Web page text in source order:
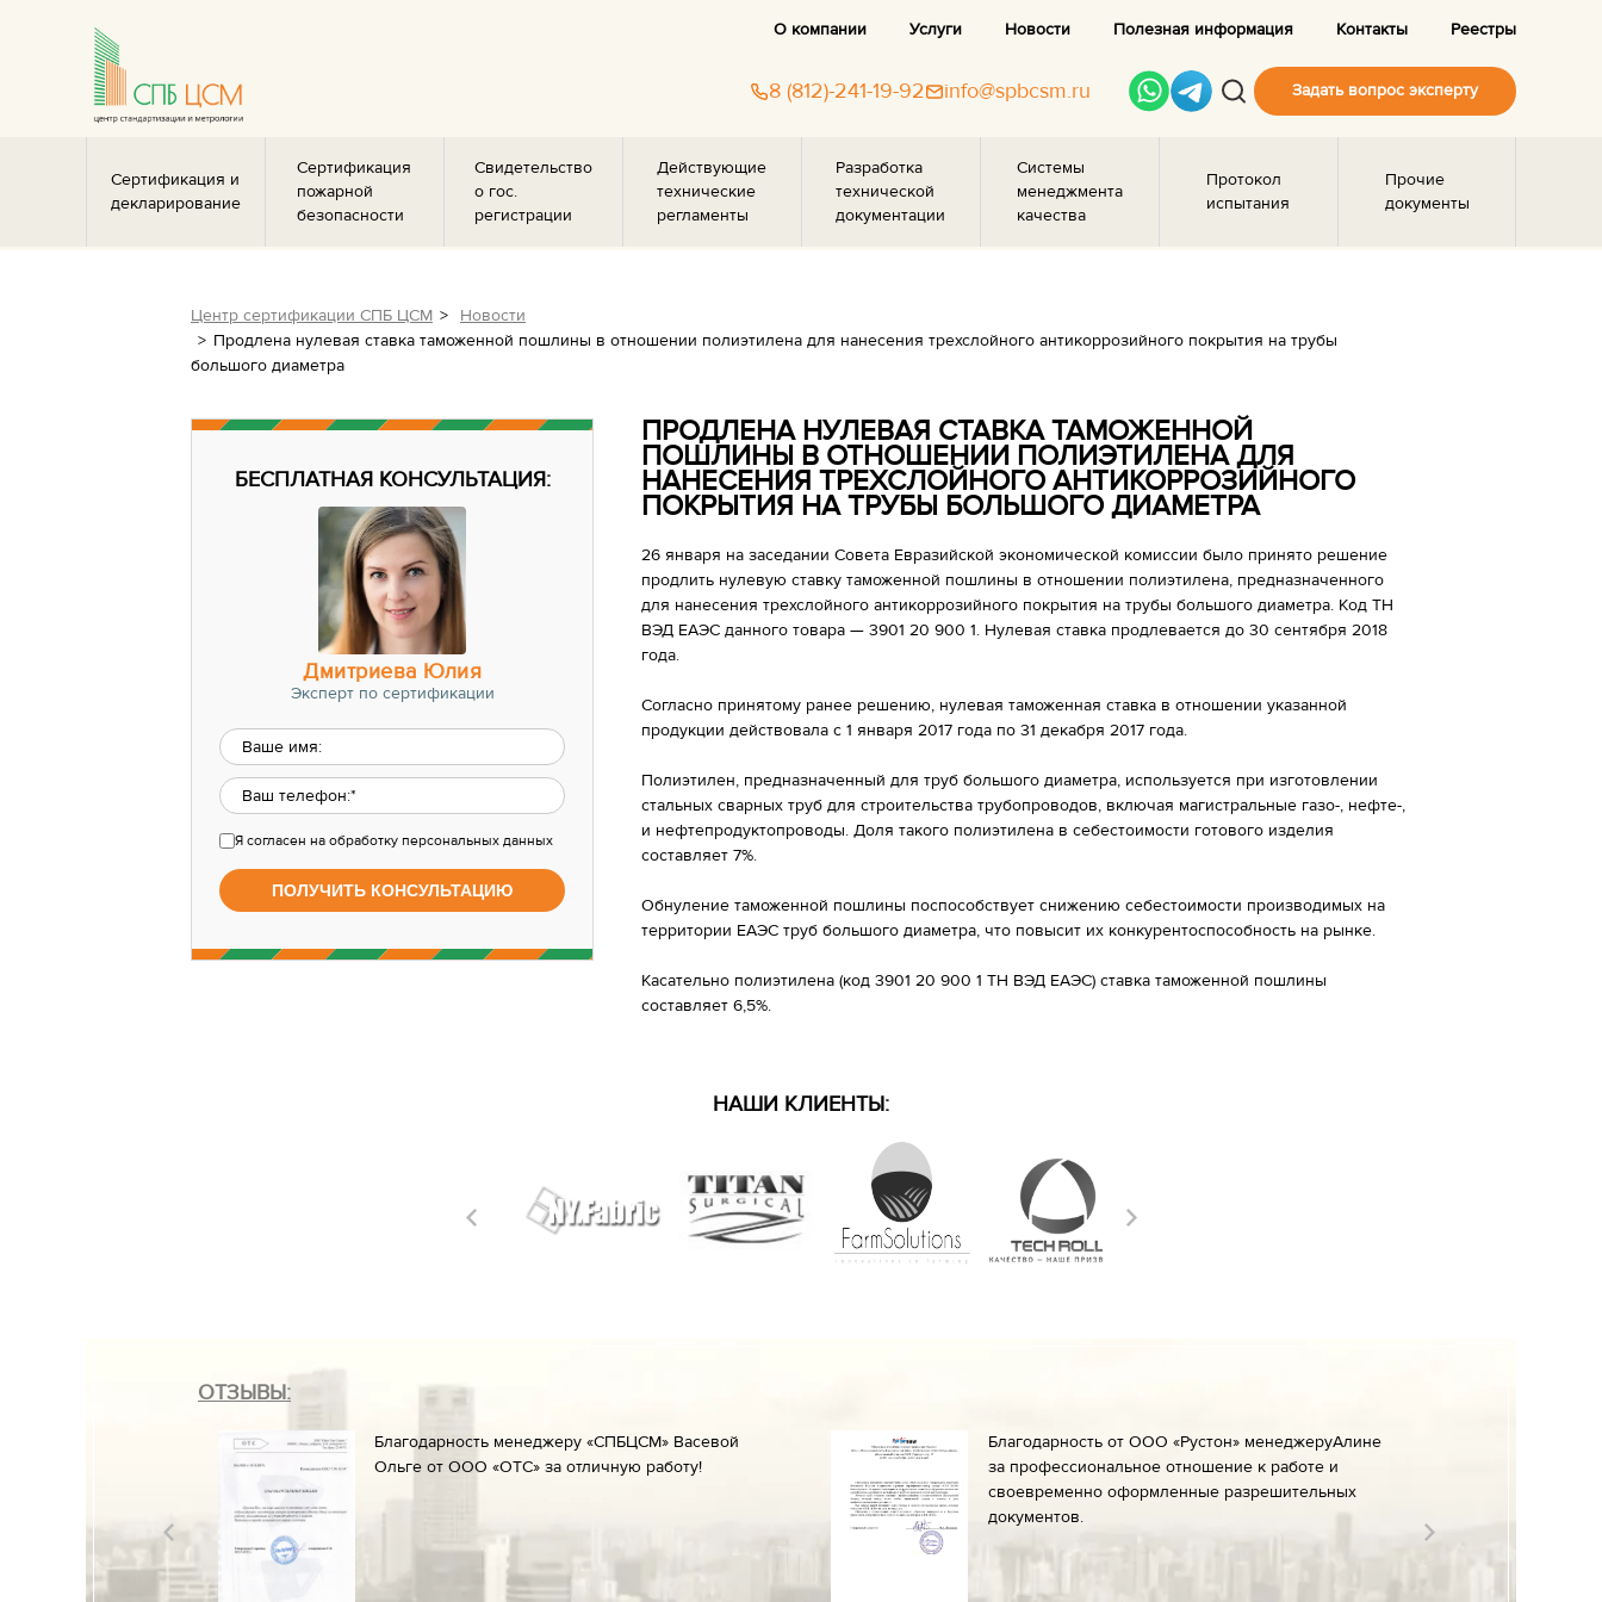
О компании Услуги Новости Полезная информация Контакты Реестры
8 (812)-241-19-92 info@spbcsm.ru Задать вопрос эксперту
Сертификация и
декларирование
Сертификация
пожарной
безопасности
Свидетельство
о гос.
регистрации
Действующие
технические
регламенты
Разработка
технической
документации
Системы
менеджмента
качества
Протокол
испытания
Прочие
документы
Центр сертификации СПБ ЦСМ
Новости
Продлена нулевая ставка таможенной пошлины в отношении полиэтилена для нанесения трехслойного антикоррозийного покрытия на трубы
большого диаметра
БЕСПЛАТНАЯ КОНСУЛЬТАЦИЯ:
Дмитриева Юлия
Эксперт по сертификации
Я согласенна обработку персональных данных
ПРОДЛЕНА НУЛЕВАЯ СТАВКА ТАМОЖЕННОЙ
ПОШЛИНЫ В ОТНОШЕНИИ ПОЛИЭТИЛЕНА ДЛЯ
НАНЕСЕНИЯ ТРЕХСЛОЙНОГО АНТИКОРРОЗИЙНОГО
ПОКРЫТИЯ НА ТРУБЫ БОЛЬШОГО ДИАМЕТРА
26 января на заседании Совета Евразийской экономической комиссии было принято решение
продлить нулевую ставку таможенной пошлины в отношении полиэтилена, предназначенного
для нанесения трехслойного антикоррозийного покрытия на трубы большого диаметра. Код ТН
ВЭД ЕАЭС данного товара — 3901 20 900 1. Нулевая ставка продлевается до 30 сентября 2018
года.
Согласно принятому ранее решению, нулевая таможенная ставка в отношении указанной
продукции действовала с 1 января 2017 года по 31 декабря 2017 года.
Полиэтилен, предназначенный для труб большого диаметра, используется при изготовлении
стальных сварных труб для строительства трубопроводов, включая магистральные газо-, нефте-,
и нефтепродуктопроводы. Доля такого полиэтилена в себестоимости готового изделия
составляет 7%.
Обнуление таможенной пошлины поспособствует снижению себестоимости производимых на
территории ЕАЭС труб большого диаметра, что повысит их конкурентоспособность на рынке.
Касательно полиэтилена (код 3901 20 900 1 ТН ВЭД ЕАЭС) ставка таможенной пошлины
составляет 6,5%.
НАШИ КЛИЕНТЫ:
ОТЗЫВЫ:
Благодарность менеджеру «СПБЦСМ» Васевой
Ольге от ООО «ОТС» за отличную работу!
Благодарность от ООО «Рустон» менеджеруАлине
за профессиональное отношение к работе и
своевременно оформленные разрешительных
документов.